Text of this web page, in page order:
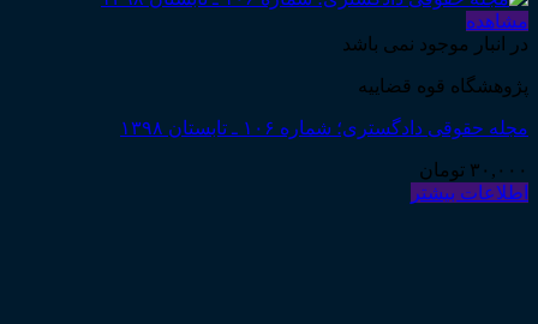
مشاهده
در انبار موجود نمی باشد
پژوهشگاه قوه قضاییه
مجله حقوقی دادگستری؛ شماره ۱۰۶ ـ تابستان ۱۳۹۸
۳۰,۰۰۰ تومان
اطلاعات بیشتر